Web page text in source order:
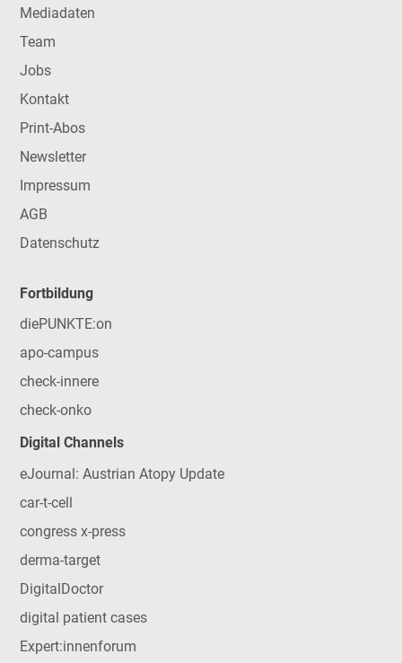
Mediadaten
Team
Jobs
Kontakt
Print-Abos
Newsletter
Impressum
AGB
Datenschutz
Fortbildung
diePUNKTE:on
apo-campus
check-innere
check-onko
Digital Channels
eJournal: Austrian Atopy Update
car-t-cell
congress x-press
derma-target
DigitalDoctor
digital patient cases
Expert:innenforum